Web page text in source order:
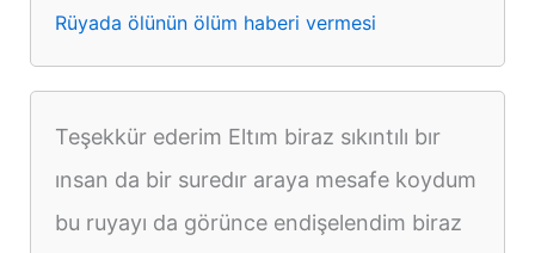
Rüyada ölünün ölüm haberi vermesi
Teşekkür ederim Eltım biraz sıkıntılı bır
ınsan da bir suredır araya mesafe koydum
bu ruyayı da görünce endişelendim biraz